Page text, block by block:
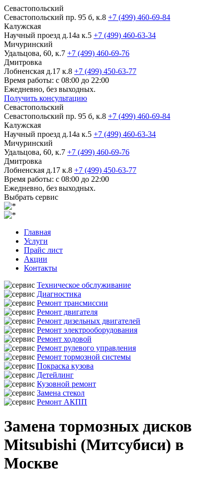
Севастопольский
Севастопольский пр. 95 б, к.8 +7 (499) 460-69-84
Калужская
Научный проезд д.14а к.5 +7 (499) 460-63-34
Мичуринский
Удальцова, 60, к.7 +7 (499) 460-69-76
Дмитровка
Лобненская д.17 к.8 +7 (499) 450-63-77
Время работы: с 08:00 до 22:00
Ежедневно, без выходных.
Получить консультацию
Севастопольский
Севастопольский пр. 95 б, к.8 +7 (499) 460-69-84
Калужская
Научный проезд д.14а к.5 +7 (499) 460-63-34
Мичуринский
Удальцова, 60, к.7 +7 (499) 460-69-76
Дмитровка
Лобненская д.17 к.8 +7 (499) 450-63-77
Время работы: с 08:00 до 22:00
Ежедневно, без выходных.
Выбрать сервис
Главная
Услуги
Прайс лист
Акции
Контакты
Техническое обслуживание
Диагностика
Ремонт трансмиссии
Ремонт двигателя
Ремонт дизельных двигателей
Ремонт электрооборудования
Ремонт ходовой
Ремонт рулевого управления
Ремонт тормозной системы
Покраска кузова
Детейлинг
Кузовной ремонт
Замена стекол
Ремонт АКПП
Замена тормозных дисков
Mitsubishi (Митсубиси) в
Москве